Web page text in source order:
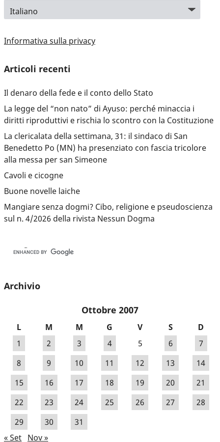
Informativa sulla privacy
Articoli recenti
Il denaro della fede e il conto dello Stato
La legge del “non nato” di Ayuso: perché minaccia i
diritti riproduttivi e rischia lo scontro con la Costituzione
La clericalata della settimana, 31: il sindaco di San
Benedetto Po (MN) ha presenziato con fascia tricolore
alla messa per san Simeone
Cavoli e cicogne
Buone novelle laiche
Mangiare senza dogmi? Cibo, religione e pseudoscienza
sul n. 4/2026 della rivista Nessun Dogma
Archivio
Ottobre 2007
L M M G V S
D
1
2 3 4 5 6
7
8
9 10 11 12 13
14
15
16 17 18 19 20
21
22
23 24 25 26 27
28
29
30
31
« Set Nov »